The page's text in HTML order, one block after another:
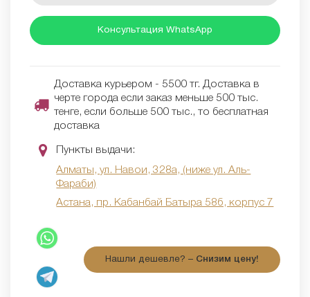
Консультация WhatsApp
Доставка курьером - 5500 тг. Доставка в
черте города если заказ меньше 500 тыс.
тенге, если больше 500 тыс., то бесплатная
доставка
Пункты выдачи:
Алматы, ул. Навои, 328а, (ниже ул. Аль-
Фараби)
Астана, пр. Кабанбай Батыра 58б, корпус 7
Нашли дешевле? – Снизим цену!